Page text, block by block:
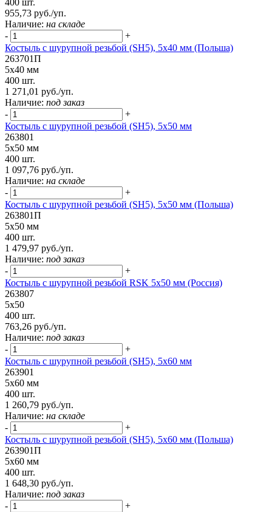
400 шт.
955,73 руб./уп.
Наличие: на складе
-
+
Костыль с шурупной резьбой (SH5), 5х40 мм (Польша)
263701П
5х40 мм
400 шт.
1 271,01 руб./уп.
Наличие: под заказ
-
+
Костыль с шурупной резьбой (SH5), 5х50 мм
263801
5х50 мм
400 шт.
1 097,76 руб./уп.
Наличие: на складе
-
+
Костыль с шурупной резьбой (SH5), 5х50 мм (Польша)
263801П
5х50 мм
400 шт.
1 479,97 руб./уп.
Наличие: под заказ
-
+
Костыль с шурупной резьбой RSK 5х50 мм (Россия)
263807
5х50
400 шт.
763,26 руб./уп.
Наличие: под заказ
-
+
Костыль с шурупной резьбой (SH5), 5х60 мм
263901
5х60 мм
400 шт.
1 260,79 руб./уп.
Наличие: на складе
-
+
Костыль с шурупной резьбой (SH5), 5х60 мм (Польша)
263901П
5х60 мм
400 шт.
1 648,30 руб./уп.
Наличие: под заказ
-
+